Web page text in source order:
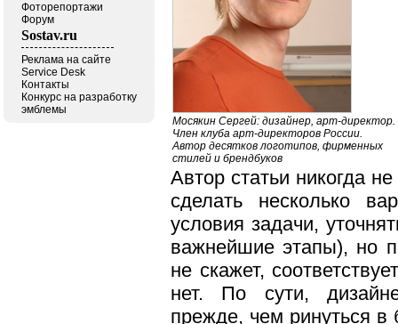
Фоторепортажи
Форум
Sostav.ru
Реклама на сайте
Service Desk
Контакты
Конкурс на разработку
эмблемы
Мосякин Сергей: дизайнер, арт-директор.
Член клуба арт-директоров России.
Автор десятков логотипов, фирменных
стилей и брендбуков
Автор статьи никогда
сделать несколько
условия задачи,
важнейшие этапы), но
не скажет,
нет. По сути,
прежде, чем ринуться в